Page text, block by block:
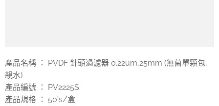
產品名稱 ： PVDF 針頭過濾器 0.22um,25mm (無菌單顆包,
親水)
產品編號 ： PV2225S
產品規格 ： 50's/盒